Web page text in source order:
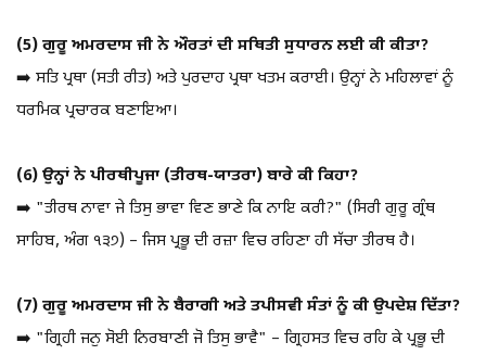
(5) ਗੁਰੂ ਅਮਰਦਾਸ ਜੀ ਨੇ ਔਰਤਾਂ ਦੀ ਸਥਿਤੀ ਸੁਧਾਰਨ ਲਈ ਕੀ ਕੀਤਾ?
➡️ ਸਤਿ ਪ੍ਰਥਾ (ਸਤੀ ਰੀਤ) ਅਤੇ ਪੁਰਦਾਹ ਪ੍ਰਥਾ ਖਤਮ ਕਰਾਈ। ਉਨ੍ਹਾਂ ਨੇ ਮਹਿਲਾਵਾਂ ਨੂੰ
ਧਰਮਿਕ ਪ੍ਰਚਾਰਕ ਬਣਾਇਆ।
(6) ਉਨ੍ਹਾਂ ਨੇ ਪੀਰਥੀਪੂਜਾ (ਤੀਰਥ-ਯਾਤਰਾ) ਬਾਰੇ ਕੀ ਕਿਹਾ?
➡️ "ਤੀਰਥ ਨਾਵਾ ਜੇ ਤਿਸੁ ਭਾਵਾ ਵਿਣ ਭਾਣੇ ਕਿ ਨਾਇ ਕਰੀ?" (ਸਿਰੀ ਗੁਰੂ ਗ੍ਰੰਥ
ਸਾਹਿਬ, ਅੰਗ ੧੩੭) – ਜਿਸ ਪ੍ਰਭੂ ਦੀ ਰਜ਼ਾ ਵਿਚ ਰਹਿਣਾ ਹੀ ਸੱਚਾ ਤੀਰਥ ਹੈ।
(7) ਗੁਰੂ ਅਮਰਦਾਸ ਜੀ ਨੇ ਬੈਰਾਗੀ ਅਤੇ ਤਪੀਸਵੀ ਸੰਤਾਂ ਨੂੰ ਕੀ ਉਪਦੇਸ਼ ਦਿੱਤਾ?
➡️ "ਗ੍ਰਿਹੀ ਜਨੁ ਸੋਈ ਨਿਰਬਾਣੀ ਜੋ ਤਿਸੁ ਭਾਵੈ" – ਗ੍ਰਿਹਸਤ ਵਿਚ ਰਹਿ ਕੇ ਪ੍ਰਭੂ ਦੀ